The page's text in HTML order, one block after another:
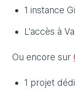
1 instance
L'accès à
Ou encore sur
1 projet